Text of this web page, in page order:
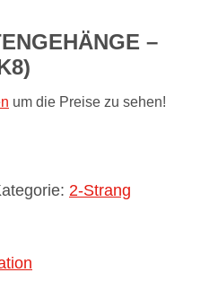
–
um die Preise zu sehen!
2-Strang